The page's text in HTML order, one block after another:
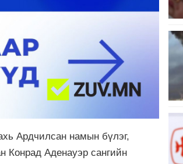
Ардчилсан намын бүлэг,
Конрад Аденауэр сангийн